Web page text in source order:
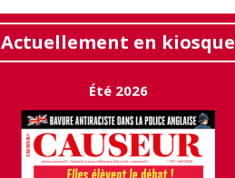
Actuellement en kiosque
Été 2026